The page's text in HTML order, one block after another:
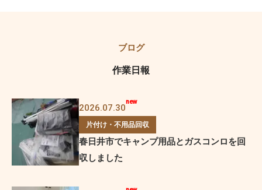
作業日報
2026.07.30
片付け・不用品回収
春日井市でキャンプ用品とガスコンロを回
収しました